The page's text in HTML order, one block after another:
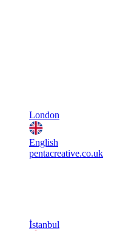
London
English
pentacreative.co.uk
İstanbul